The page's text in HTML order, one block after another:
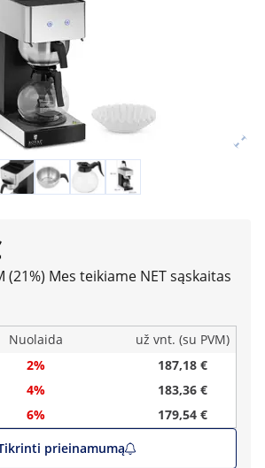
(21%) Mes teikiame NET sąskaitas
Nuolaida
už vnt. (su PVM)
2%
187,18 €
4%
183,36 €
6%
179,54 €
prieinamumą